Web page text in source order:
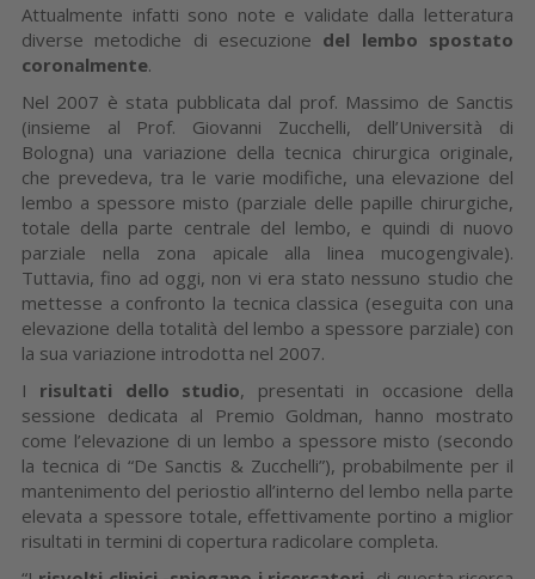
Attualmente infatti sono note e validate dalla letteratura
diverse metodiche di esecuzione del lembo spostato
coronalmente.
Nel 2007 è stata pubblicata dal prof. Massimo de Sanctis
(insieme al Prof. Giovanni Zucchelli, dell’Università di
Bologna) una variazione della tecnica chirurgica originale,
che prevedeva, tra le varie modifiche, una elevazione del
lembo a spessore misto (parziale delle papille chirurgiche,
totale della parte centrale del lembo, e quindi di nuovo
parziale nella zona apicale alla linea mucogengivale).
Tuttavia, fino ad oggi, non vi era stato nessuno studio che
mettesse a confronto la tecnica classica (eseguita con una
elevazione della totalità del lembo a spessore parziale) con
la sua variazione introdotta nel 2007.
I risultati dello studio, presentati in occasione della
sessione dedicata al Premio Goldman, hanno mostrato
come l’elevazione di un lembo a spessore misto (secondo
la tecnica di “De Sanctis & Zucchelli”), probabilmente per il
mantenimento del periostio all’interno del lembo nella parte
elevata a spessore totale, effettivamente portino a miglior
risultati in termini di copertura radicolare completa.